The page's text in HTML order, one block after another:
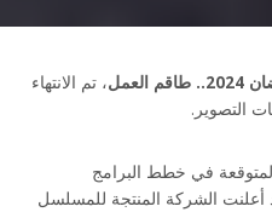
، تم الانتهاء
التصوير.
في خطط البرامج
أعلنت الشركة المنتجة للمسلسل